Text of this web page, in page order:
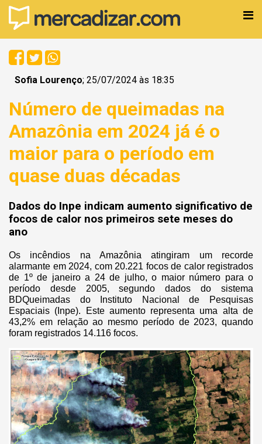
Sofia Lourenço; 25/07/2024 às 18:35
Número de queimadas na
Amazônia em 2024 já é o
maior para o período em
quase duas décadas
Dados do Inpe indicam aumento significativo de
focos de calor nos primeiros sete meses do
ano
Os incêndios na Amazônia atingiram um recorde
alarmante em 2024, com 20.221 focos de calor registrados
de 1º de janeiro a 24 de julho, o maior número para o
período desde 2005, segundo dados do sistema
BDQueimadas do Instituto Nacional de Pesquisas
Espaciais (Inpe). Este aumento representa uma alta de
43,2% em relação ao mesmo período de 2023, quando
foram registrados 14.116 focos.